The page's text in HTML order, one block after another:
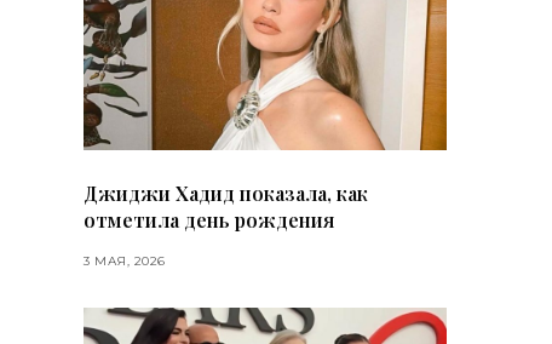
Джиджи Хадид показала, как
отметила день рождения
3 МАЯ, 2026